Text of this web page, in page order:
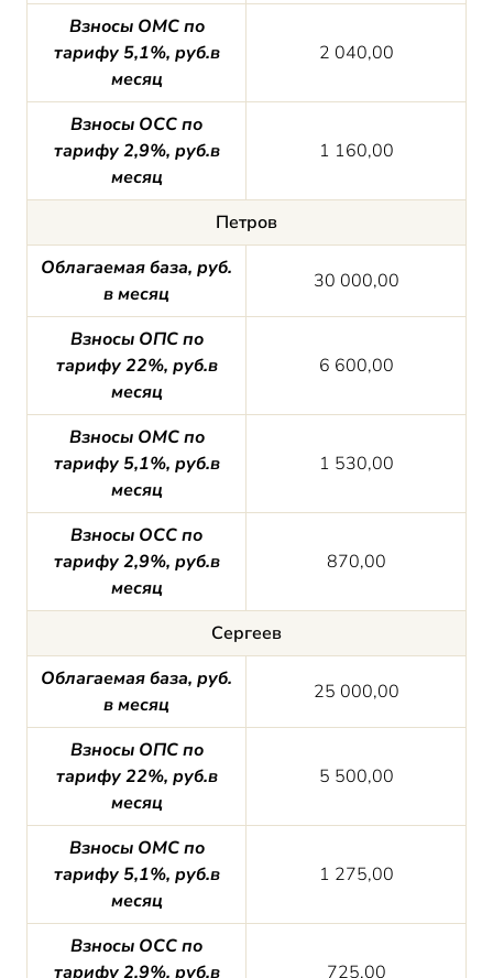
Взносы ОМС по
тарифу 5,1%, руб.в
месяц
2 040,00
Взносы ОСС по
тарифу 2,9%, руб.в
месяц
1 160,00
Петров
Облагаемая база, руб.
в месяц
30 000,00
Взносы ОПС по
тарифу 22%, руб.в
месяц
6 600,00
Взносы ОМС по
тарифу 5,1%, руб.в
месяц
1 530,00
Взносы ОСС по
тарифу 2,9%, руб.в
месяц
870,00
Сергеев
Облагаемая база, руб.
в месяц
25 000,00
Взносы ОПС по
тарифу 22%, руб.в
месяц
5 500,00
Взносы ОМС по
тарифу 5,1%, руб.в
месяц
1 275,00
Взносы ОСС по
тарифу 2,9%, руб.в
725,00